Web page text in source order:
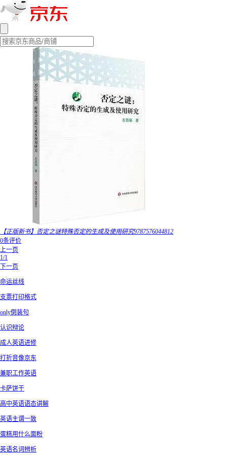
【正版新书】否定之谜特殊否定的生成及使用研究9787576044812
0条评价
上一页
1/1
下一页
命运丝线
支票打印格式
only倒装句
认识辩论
成人英语进修
打折音像京东
兼职工作英语
卡萨饼干
高中英语语态讲解
英语主谓一致
蛋糕用什么面粉
英语名词辨析